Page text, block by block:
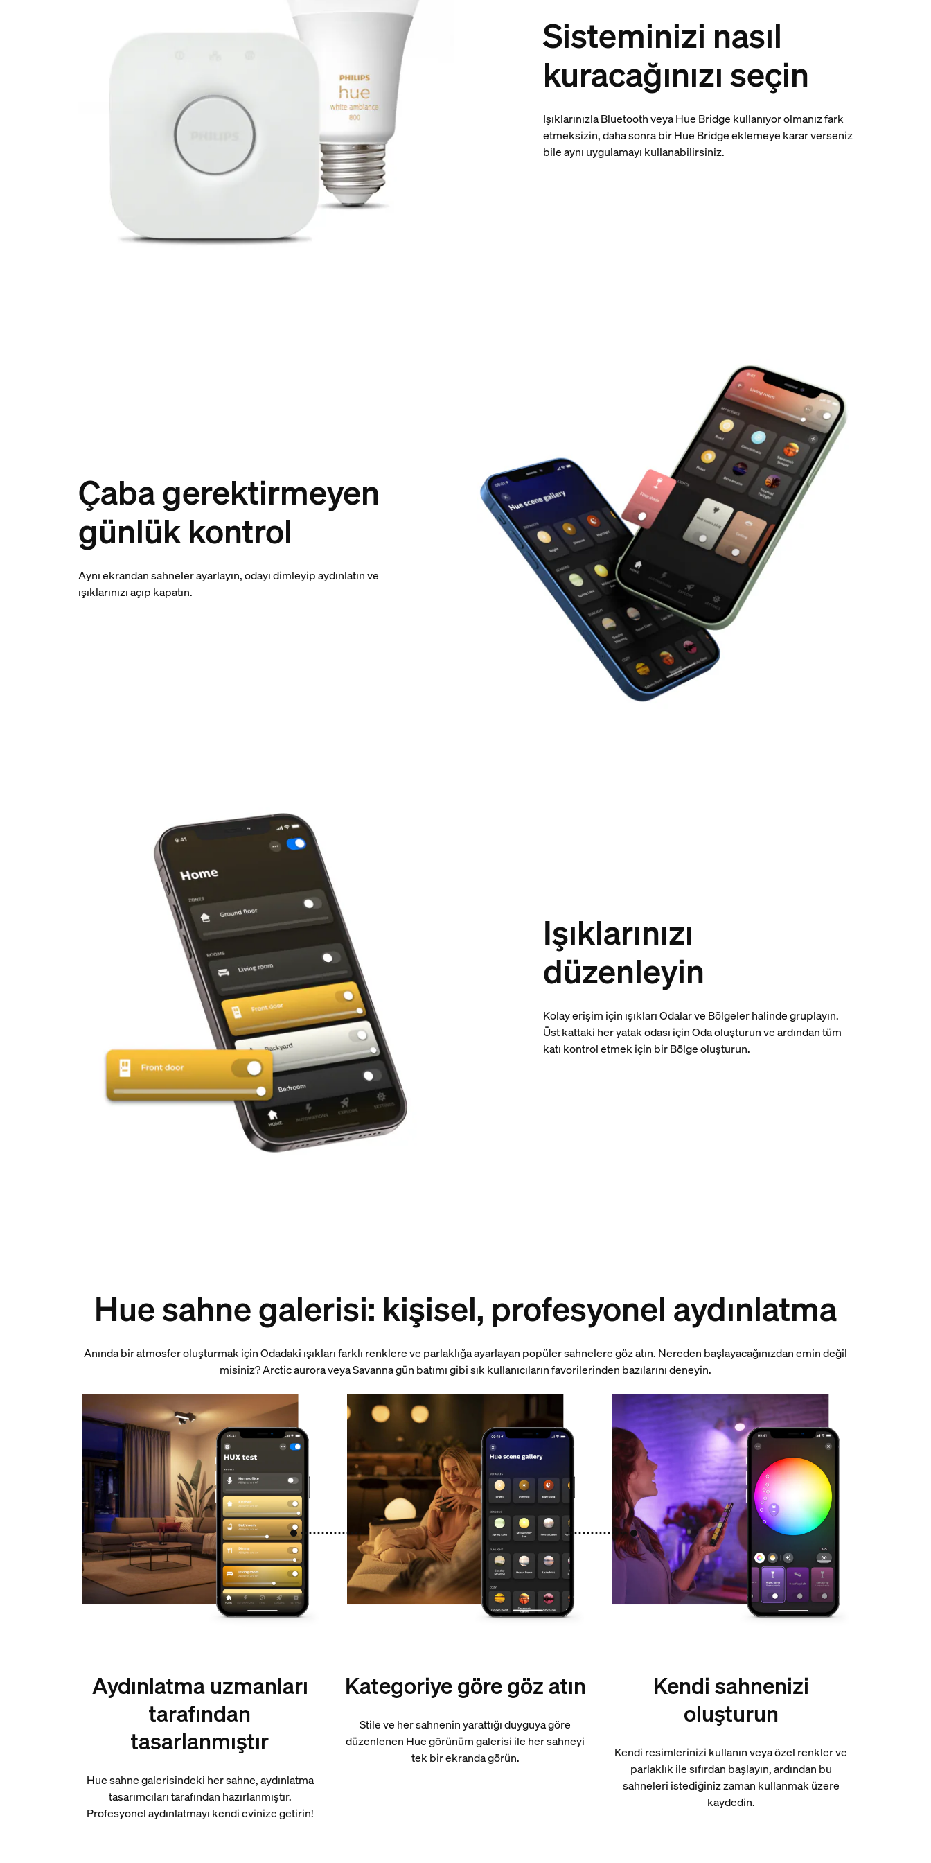
Sisteminizi nasıl
kuracağınızı seçin
Işıklarınızla Bluetooth veya Hue Bridge kullanıyor olmanız fark
etmeksizin, daha sonra bir Hue Bridge eklemeye karar verseniz
bile aynı uygulamayı kullanabilirsiniz.
Çaba gerektirmeyen
günlük kontrol
Aynı ekrandan sahneler ayarlayın, odayı dimleyip aydınlatın ve
ışıklarınızı açıp kapatın.
Işıklarınızı
düzenleyin
Kolay erişim için ışıkları Odalar ve Bölgeler halinde gruplayın.
Üst kattaki her yatak odası için Oda oluşturun ve ardından tüm
katı kontrol etmek için bir Bölge oluşturun.
Hue sahne galerisi: kişisel, profesyonel aydınlatma
Anında bir atmosfer oluşturmak için Odadaki ışıkları farklı renklere ve parlaklığa ayarlayan popüler sahnelere göz atın. Nereden başlayacağınızdan emin değil
misiniz? Arctic aurora veya Savanna gün batımı gibi sık kullanıcıların favorilerinden bazılarını deneyin.
Aydınlatma uzmanları
tarafından
tasarlanmıştır
Hue sahne galerisindeki her sahne, aydınlatma
tasarımcıları tarafından hazırlanmıştır.
Profesyonel aydınlatmayı kendi evinize getirin!
Kategoriye göre göz atın
Stile ve her sahnenin yarattığı duyguya göre
düzenlenen Hue görünüm galerisi ile her sahneyi
tek bir ekranda görün.
Kendi sahnenizi
oluşturun
Kendi resimlerinizi kullanın veya özel renkler ve
parlaklık ile sıfırdan başlayın, ardından bu
sahneleri istediğiniz zaman kullanmak üzere
kaydedin.